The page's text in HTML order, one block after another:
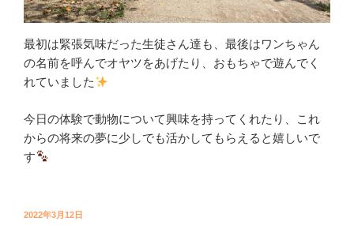
最初は緊張気味だった生徒さん達も、最後はワンちゃん
の名前を呼んでオヤツをあげたり、おもちゃで遊んでく
れていました
今日の体験で動物について興味を持ってくれたり、これ
からの将来の夢に少しでも活かしてもらえると嬉しいで
す
投
2022年3月12日